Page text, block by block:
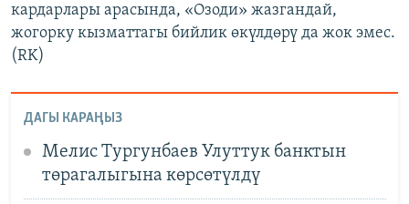
кардарлары арасында, «Озоди» жазгандай,
жогорку кызматтагы бийлик өкүлдөрү да жок эмес.
(RK)
ДАГЫ КАРАҢЫЗ
Мелис Тургунбаев Улуттук банктын
төрагалыгына көрсөтүлдү